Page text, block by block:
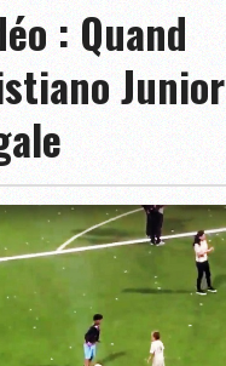
: Quand
Junior